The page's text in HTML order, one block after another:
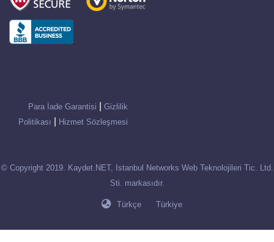
Para İade Garantisi
Gizlilik
Politikası
Hizmet Sözleşmesi
© Copyright 2019. Kaydet.NET, Istanbul Networks Web Teknolojileri Tic. Ltd.
Sti. markasıdır.
Türkçe Türkiye